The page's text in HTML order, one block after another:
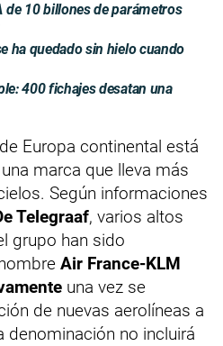
de 10 billones de parámetros
ha quedado sin hielo cuando
400 fichajes desatan una
Europa continental está
marca que lleva más
Según informaciones
Telegraaf, varios altos
grupo han sido
Air France-KLM
una vez se
de nuevas aerolíneas a
denominación no incluirá